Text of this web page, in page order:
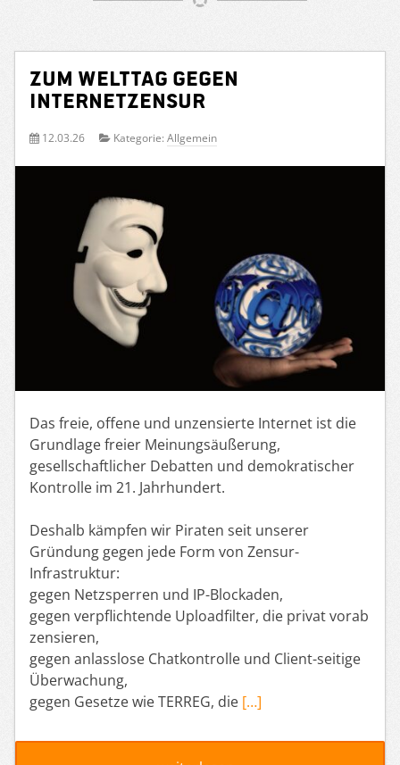
Zum Welttag gegen
Internetzensur
12.03.26 Kategorie: Allgemein
Das freie, offene und unzensierte Internet ist die
Grundlage freier Meinungsäußerung,
gesellschaftlicher Debatten und demokratischer
Kontrolle im 21. Jahrhundert.
Deshalb kämpfen wir Piraten seit unserer
Gründung gegen jede Form von Zensur-
Infrastruktur:
gegen Netzsperren und IP-Blockaden,
gegen verpflichtende Uploadfilter, die privat vorab
zensieren,
gegen anlasslose Chatkontrolle und Client-seitige
Überwachung,
gegen Gesetze wie TERREG, die […]